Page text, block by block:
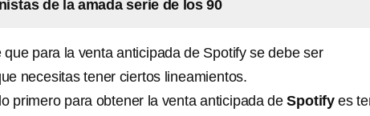
de la amada serie de los 90
que para la venta anticipada de Spotify se debe ser
necesitas tener ciertos lineamientos.
primero para obtener la venta anticipada deSpotifyes